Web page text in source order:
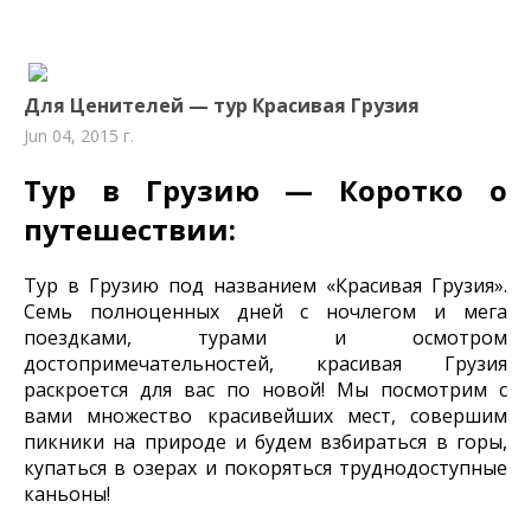
Для Ценителей — тур Красивая Грузия
Jun 04, 2015 г.
Тур в Грузию — Коротко о
путешествии:
Тур в Грузию под названием «Красивая Грузия».
Семь полноценных дней с ночлегом и мега
поездками, турами и осмотром
достопримечательностей, красивая Грузия
раскроется для вас по новой! Мы посмотрим с
вами множество красивейших мест, совершим
пикники на природе и будем взбираться в горы,
купаться в озерах и покоряться труднодоступные
каньоны!